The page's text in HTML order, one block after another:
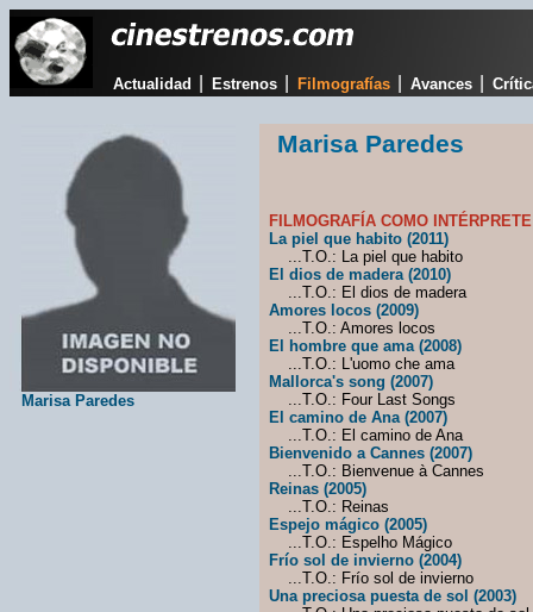
Actualidad Estrenos Filmografías Avances
Marisa Paredes
Marisa Paredes
FILMOGRAFÍA COMO
La piel que habito (2011)
...T.O.: La piel que habito
El dios de madera (2010)
...T.O.: El dios de madera
Amores locos (2009)
...T.O.: Amores locos
El hombre que ama (2008)
...T.O.: L'uomo che ama
Mallorca's song (2007)
...T.O.: Four Last Songs
El camino de Ana (2007)
...T.O.: El camino de Ana
Bienvenido a Cannes (2007)
...T.O.: Bienvenue à Cannes
Reinas (2005)
...T.O.: Reinas
Espejo mágico (2005)
...T.O.: Espelho Mágico
Frío sol de invierno (2004)
...T.O.: Frío sol de invierno
Una preciosa puesta de sol (2003)